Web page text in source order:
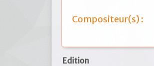
Compositeur(s) :
Edition